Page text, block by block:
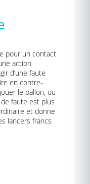
pour un contact
action
d’une faute
en contre-
le ballon, ou
faute est plus
et donne
lancers francs